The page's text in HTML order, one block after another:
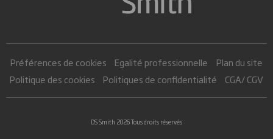
Préférences de cookies Egalité professionnelle
Plan du site
Politique des cookies
Politiques de confidentialité CGA/ CGV
DS Smith 2026 Tous droits réservés